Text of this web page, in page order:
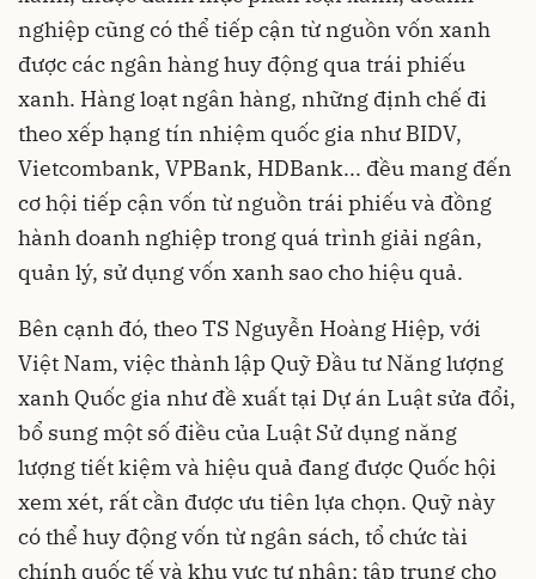
nghiệp cũng có thể tiếp cận từ nguồn vốn xanh
được các ngân hàng huy động qua trái phiếu
xanh. Hàng loạt ngân hàng, những định chế đi
theo xếp hạng tín nhiệm quốc gia như BIDV,
Vietcombank, VPBank, HDBank... đều mang đến
cơ hội tiếp cận vốn từ nguồn trái phiếu và đồng
hành doanh nghiệp trong quá trình giải ngân,
quản lý, sử dụng vốn xanh sao cho hiệu quả.
Bên cạnh đó, theo TS Nguyễn Hoàng Hiệp, với
Việt Nam, việc thành lập Quỹ Đầu tư Năng lượng
xanh Quốc gia như đề xuất tại Dự án Luật sửa đổi,
bổ sung một số điều của Luật Sử dụng năng
lượng tiết kiệm và hiệu quả đang được Quốc hội
xem xét, rất cần được ưu tiên lựa chọn. Quỹ này
có thể huy động vốn từ ngân sách, tổ chức tài
chính quốc tế và khu vực tư nhân; tập trung cho